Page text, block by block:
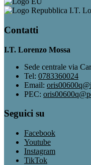
I.T.
Contatti
I.T. Lorenzo Mossa
Sede centrale via
Tel: 0783360024
Email:
PEC:
Seguici su
Facebook
Youtube
Instagram
TikTok